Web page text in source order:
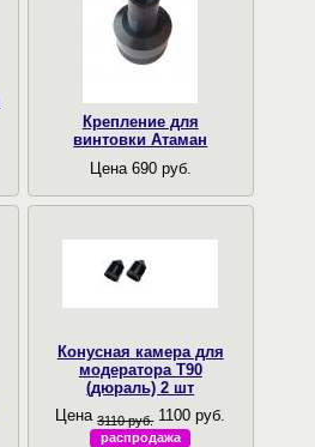
Крепление для
винтовки Атаман
Цена 690 руб.
Конусная камера для
модератора Т90
(дюраль) 2 шт
Цена3110 руб. 1100 руб.
распродажа